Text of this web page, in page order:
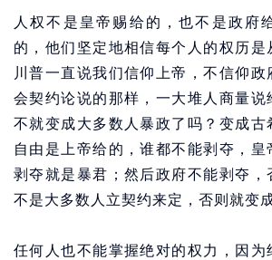
人权不是皇帝赐给的，也不是政府
的，他们坚定地相信每个人的权历是
川普一直说我们信仰上帝，不信仰政
会契约论说的那样，一大堆人商量说
不就变成大多数人暴政了吗？变成古
自由是上帝给的，谁都不能剥夺，皇
剥夺就是暴君；然后政府不能剥夺，
不是大多数人立契约来定，否则就变
任何人也不能掌握绝对的权力，因为